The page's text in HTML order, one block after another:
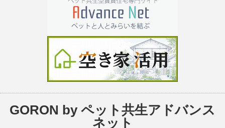
GORON by ペット共生アドバンス
ネット